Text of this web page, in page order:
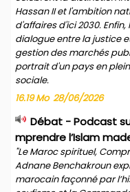
Hassan II et l'ambition
d'affaires d'ici 2030.
dialogue entre la justice
gestion des marchés
portrait d'un pays en
sociale.
16.19 Mo 28/06/2026
Débat - Podcast
mprendre l’Islam
"Le Maroc spirituel,
Adnane Benchakroun
marocain façonné par